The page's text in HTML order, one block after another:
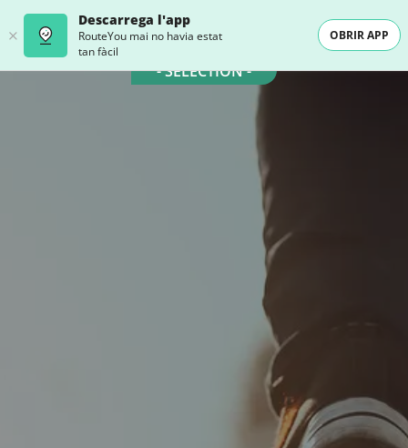
Descarrega l'app
RouteYou mai no havia estat
tan fàcil
OBRIR APP
- SELECTION -